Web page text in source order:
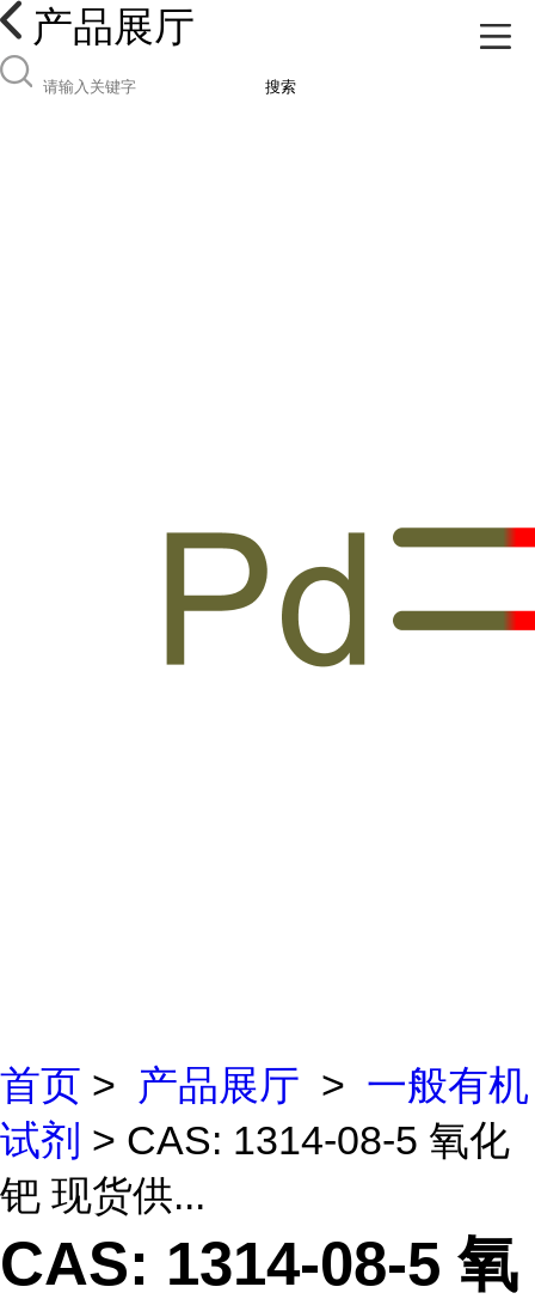
产品展厅
搜索
首页 > 产品展厅 > 一般有机
试剂 > CAS: 1314-08-5 氧化
钯 现货供...
CAS: 1314-08-5 氧